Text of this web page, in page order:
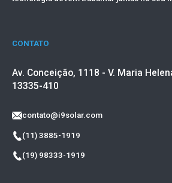
CONTATO
Av. Conceição, 1118 - V. Maria
13335-410
contato@i9solar.com
(11) 3885-1919
(19) 98333-1919